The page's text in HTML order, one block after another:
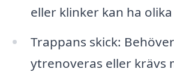
eller klinker kan ha
Trappans skick:
ytrenoveras eller krävs